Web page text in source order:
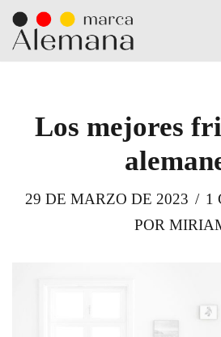
Saltar
Los mejores
29 DE MARZO DE 2023
1
POR